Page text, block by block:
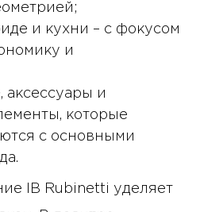
и кухни – с фокусом
и
и
которые
с основными
IB Rubinetti уделяет